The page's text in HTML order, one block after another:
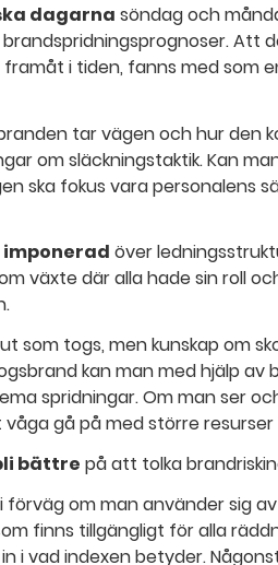
dagarna söndag och
Att
i tiden, fanns med som
tar vägen och hur den
om släckningstaktik. Kan
ska fokus vara personalens
imponerad över
växte där alla hade sin roll
som togs, men kunskap om
kan man med hjälp av
spridningar. Om man ser
gå på med större
bättre på att tolka
om man använder sig
finns tillgängligt för alla
i vad indexen betyder.